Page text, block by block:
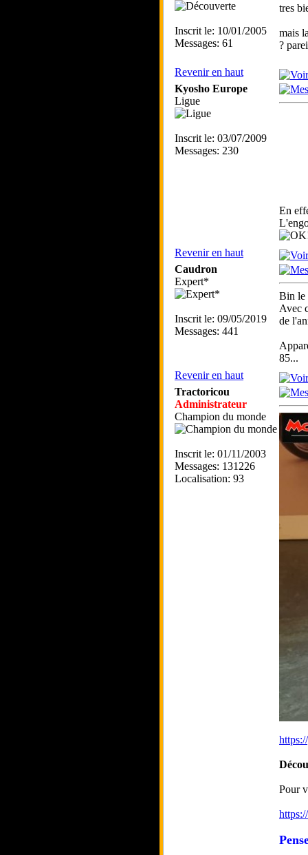
Inscrit le: 10/01/2005
Messages: 61
tres
mais
?
Revenir en haut
Kyosho Europe
Ligue
Inscrit le: 03/07/2009
Messages: 230
En
Revenir en haut
Caudron
Expert*
Inscrit le: 09/05/2019
Messages: 441
Bin le
Avec
de
85...
Revenir en haut
Tractoricou
Administrateur
Champion du monde
Inscrit le: 01/11/2003
Messages: 131226
Localisation: 93
Pour